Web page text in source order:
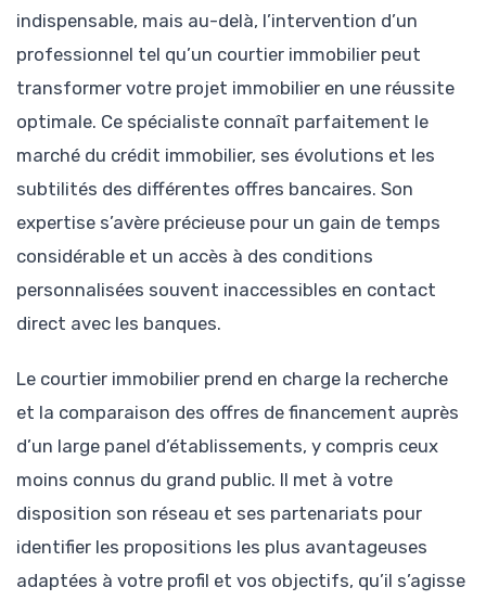
indispensable, mais au-delà, l’intervention d’un
professionnel tel qu’un courtier immobilier peut
transformer votre projet immobilier en une réussite
optimale. Ce spécialiste connaît parfaitement le
marché du crédit immobilier, ses évolutions et les
subtilités des différentes offres bancaires. Son
expertise s’avère précieuse pour un gain de temps
considérable et un accès à des conditions
personnalisées souvent inaccessibles en contact
direct avec les banques.
Le courtier immobilier prend en charge la recherche
et la comparaison des offres de financement auprès
d’un large panel d’établissements, y compris ceux
moins connus du grand public. Il met à votre
disposition son réseau et ses partenariats pour
identifier les propositions les plus avantageuses
adaptées à votre profil et vos objectifs, qu’il s’agisse